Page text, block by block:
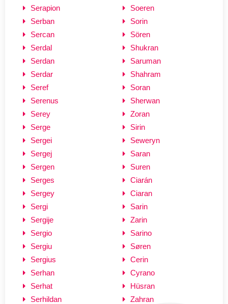
Serapion
Serban
Sercan
Serdal
Serdan
Serdar
Seref
Serenus
Serey
Serge
Sergei
Sergej
Sergen
Serges
Sergey
Sergi
Sergije
Sergio
Sergiu
Sergius
Serhan
Serhat
Serhildan
Soeren
Sorin
Sören
Shukran
Saruman
Shahram
Soran
Sherwan
Zoran
Sirin
Seweryn
Saran
Suren
Ciarán
Ciaran
Sarin
Zarin
Sarino
Søren
Cerin
Cyrano
Hüsran
Zahran